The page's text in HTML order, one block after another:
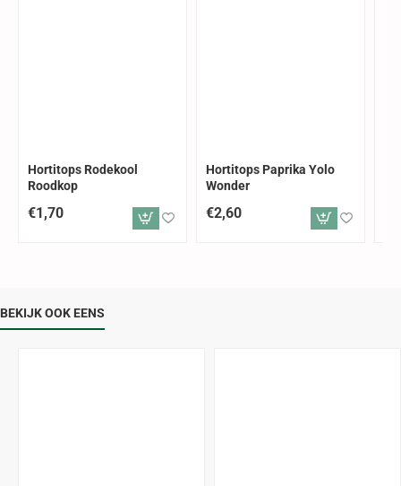
Hortitops Rodekool
Roodkop
€1,70
Hortitops Paprika Yolo
Wonder
€2,60
BEKIJK OOK EENS